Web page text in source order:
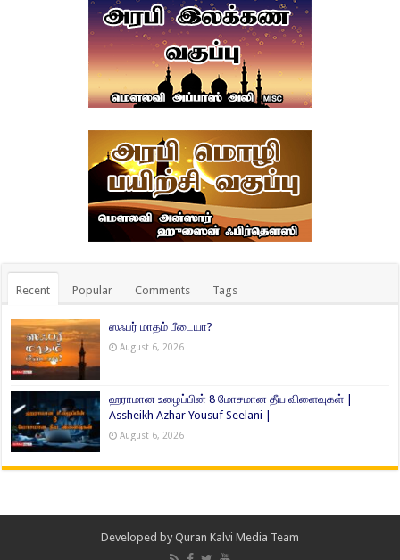
Recent Popular Comments Tags
ஸஃபர் மாதம் பீடையா?
August 6, 2026
ஹராமான உழைப்பின் 8 மோசமான தீய விளைவுகள் |
Assheikh Azhar Yousuf Seelani |
August 6, 2026
Developed by Quran Kalvi Media Team